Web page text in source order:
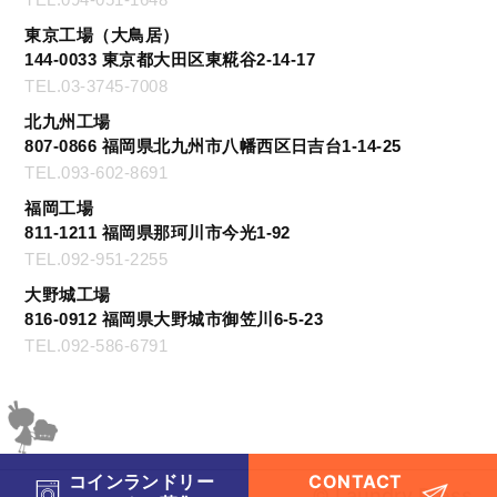
東京工場（大鳥居）
144-0033 東京都大田区東糀谷2-14-17
TEL.03-3745-7008
北九州工場
807-0866 福岡県北九州市八幡西区日吉台1-14-25
TEL.093-602-8691
福岡工場
811-1211 福岡県那珂川市今光1-92
TEL.092-951-2255
大野城工場
816-0912 福岡県大野城市御笠川6-5-23
TEL.092-586-6791
コインランドリー
CONTACT